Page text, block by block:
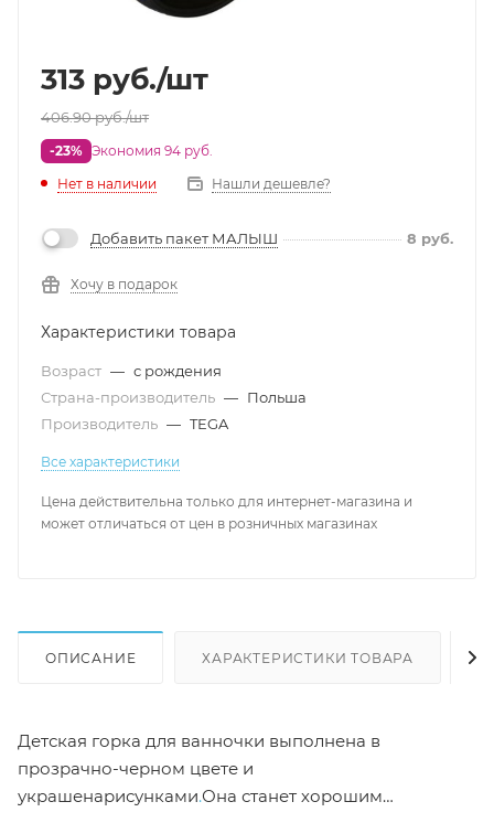
313 руб./шт
406.90руб./шт
-23% Экономия 94 руб.
Нет в наличии
Нашли дешевле?
Добавить пакет МАЛЫШ 8 руб.
Хочу в подарок
Характеристики товара
Возраст — с рождения
Страна-производитель — Польша
Производитель — TEGA
Все характеристики
Цена действительна только для интернет-магазина и
может отличаться от цен в розничных магазинах
ОПИСАНИЕ ХАРАКТЕРИСТИКИ ТОВАРА
Детская горка для ванночки выполнена в
прозрачно-черном цвете и
украшенарисунками.Она станет хорошим